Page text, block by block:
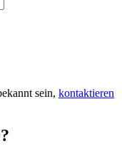
sein, kontaktieren